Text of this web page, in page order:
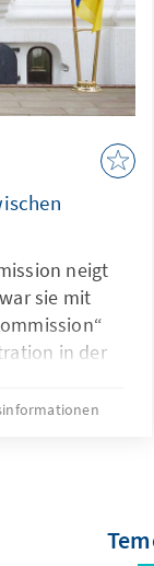
neigt
sie mit
in der
hat,